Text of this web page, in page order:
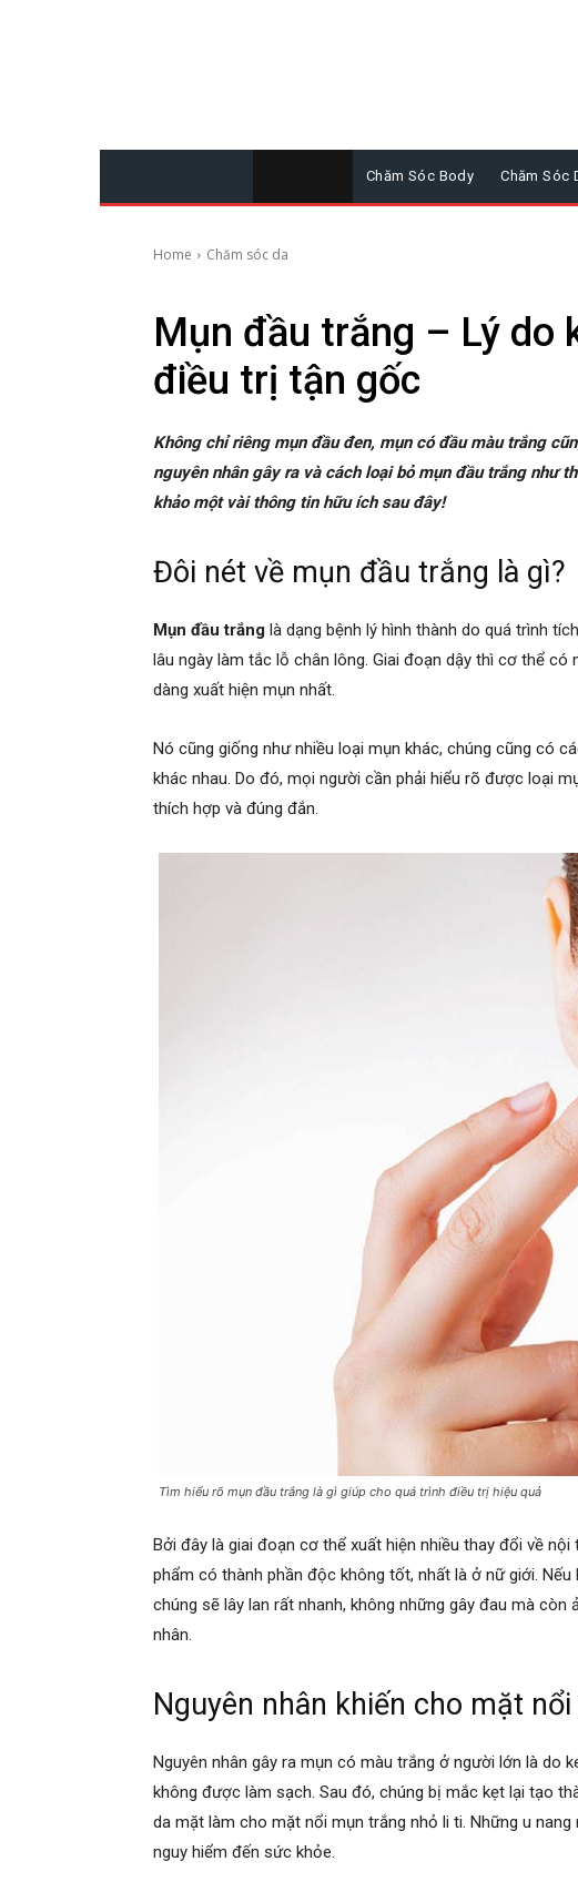
Chăm Sóc Body Chăm Sóc
Home Chăm sóc da
Mụn đầu trắng – Lý do
điều trị tận gốc
Không chỉ riêng mụn đầu đen, mụn có đầu màu trắng
nguyên nhân gây ra và cách loại bỏ mụn đầu trắng như
khảo một vài thông tin hữu ích sau đây!
Đôi nét về mụn đầu trắng là gì?
Mụn đầu trắng là dạng bệnh lý hình thành do quá trình
lâu ngày làm tắc lỗ chân lông. Giai đoạn dậy thì cơ thể
dàng xuất hiện mụn nhất.
Nó cũng giống như nhiều loại mụn khác, chúng cũng có
khác nhau. Do đó, mọi người cần phải hiểu rõ được loại
thích hợp và đúng đắn.
Tìm hiểu rõ mụn đầu trắng là gì giúp cho quá trình điều trị hiệu quả
Bởi đây là giai đoạn cơ thể xuất hiện nhiều thay đổi về
phẩm có thành phần độc không tốt, nhất là ở nữ giới.
chúng sẽ lây lan rất nhanh, không những gây đau mà
nhân.
Nguyên nhân khiến cho mặt
Nguyên nhân gây ra mụn có màu trắng ở người lớn là do
không được làm sạch. Sau đó, chúng bị mắc kẹt lại tạo
da mặt làm cho mặt nổi mụn trắng nhỏ li ti. Những u
nguy hiểm đến sức khỏe.